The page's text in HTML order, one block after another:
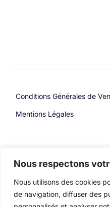
Nous respectons
Nous utilisons des cookies
de navigation, diffuser des
Conditions Générales de
Mentions Légales
Tous droits réservés